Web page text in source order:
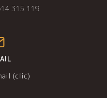
315 119
(clic)